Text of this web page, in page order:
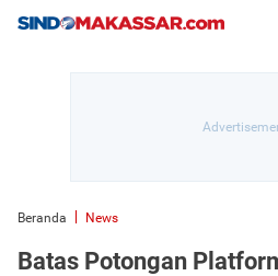
Beranda News
Batas Potongan